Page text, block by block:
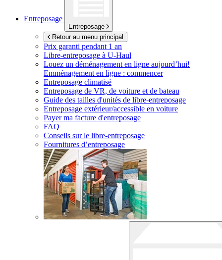
Entreposage
Entreposage
Retour au menu principal
Prix garanti pendant 1 an
Libre-entreposage à U-Haul
Louez un déménagement en ligne aujourd’hui!
Emménagement en ligne : commencer
Entreposage climatisé
Entreposage de VR, de voiture et de bateau
Guide des tailles d'unités de libre-entreposage
Entreposage extérieur/accessible en voiture
Payer ma facture d'entreposage
FAQ
Conseils sur le libre-entreposage
Fournitures d’entreposage